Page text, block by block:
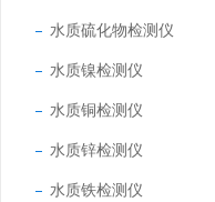
水质硫化物检测仪
水质镍检测仪
水质铜检测仪
水质锌检测仪
水质铁检测仪